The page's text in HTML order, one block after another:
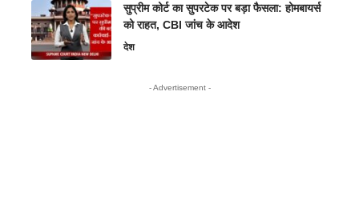
सुप्रीम कोर्ट का सुपरटेक पर बड़ा फैसला: होमबायर्स
को राहत, CBI जांच के आदेश
देश
- Advertisement -